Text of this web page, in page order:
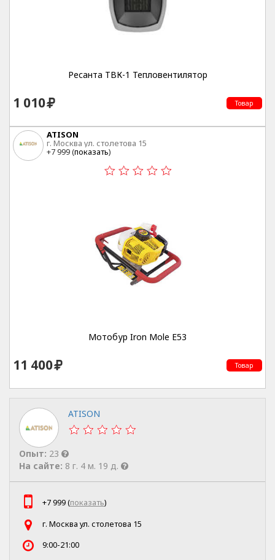
Ресанта ТВК-1 Тепловентилятор
1 010 Товар
ATISON
г. Москва ул. столетова 15
+7 999 (показать)
Мотобур Iron Mole E53
11 400 Товар
ATISON
Опыт: 23
На сайте: 8 г. 4 м. 19 д.
+7 999 (показать)
г. Москва ул. столетова 15
9:00-21:00